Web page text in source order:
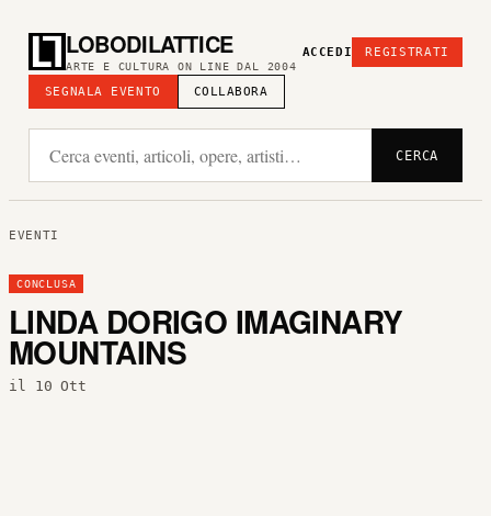
LOBODILATTICE
ARTE E CULTURA ON LINE DAL 2004
SEGNALA EVENTO COLLABORA
ACCEDI REGISTRATI
CERCA
EVENTI
CONCLUSA
LINDA DORIGO IMAGINARY
MOUNTAINS
il 10 Ott